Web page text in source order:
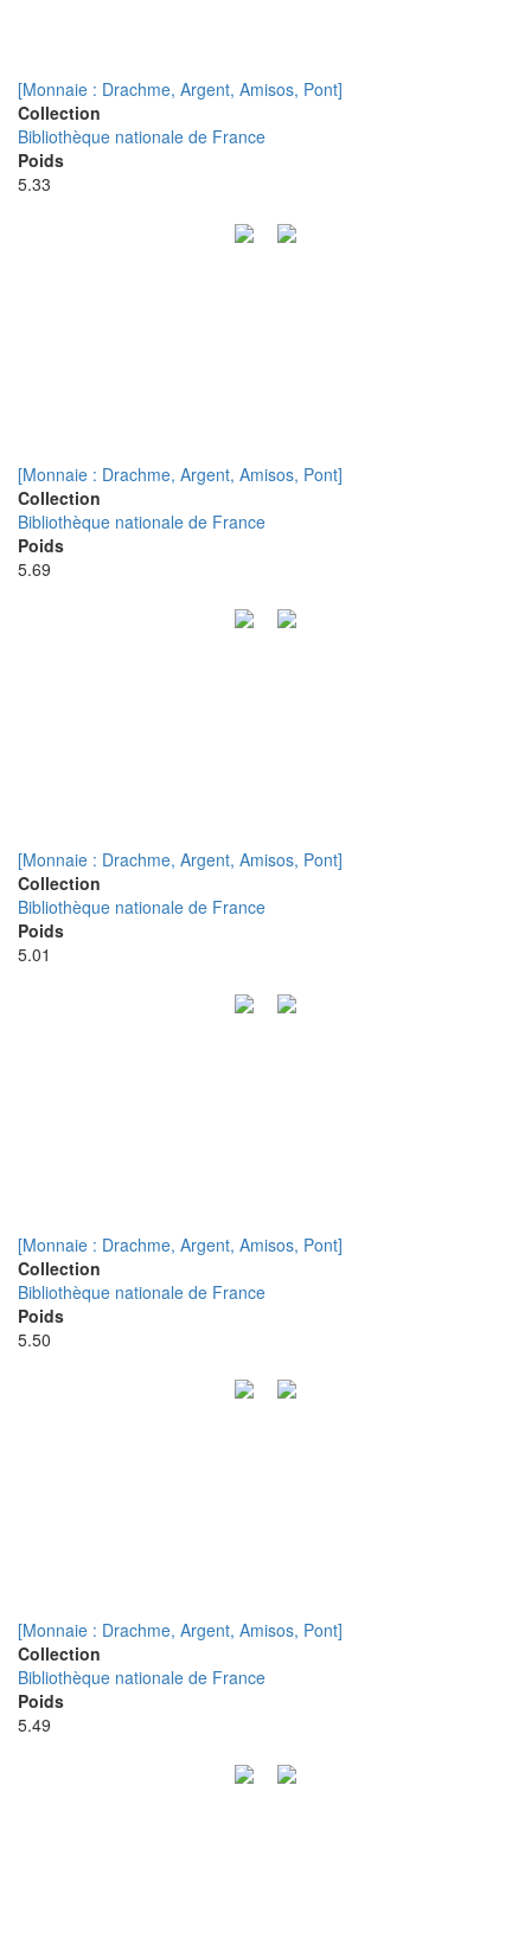
[Monnaie : Drachme, Argent, Amisos, Pont]
Collection
Bibliothèque nationale de France
Poids
5.33
[Monnaie : Drachme, Argent, Amisos, Pont]
Collection
Bibliothèque nationale de France
Poids
5.69
[Monnaie : Drachme, Argent, Amisos, Pont]
Collection
Bibliothèque nationale de France
Poids
5.01
[Monnaie : Drachme, Argent, Amisos, Pont]
Collection
Bibliothèque nationale de France
Poids
5.50
[Monnaie : Drachme, Argent, Amisos, Pont]
Collection
Bibliothèque nationale de France
Poids
5.49